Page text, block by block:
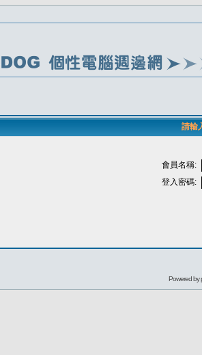
請輸
會員名稱:
登入密碼:
Powered by